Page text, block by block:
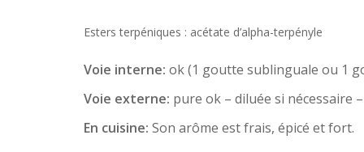
Esters terpéniques : acétate d’alpha-terpényle
Voie interne: ok (1 goutte sublinguale ou 1
Voie externe: pure ok – diluée si nécessaire –
En cuisine: Son arôme est frais, épicé et fort.